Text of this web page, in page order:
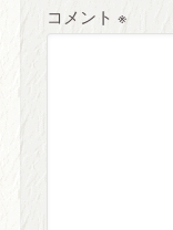
コメント※